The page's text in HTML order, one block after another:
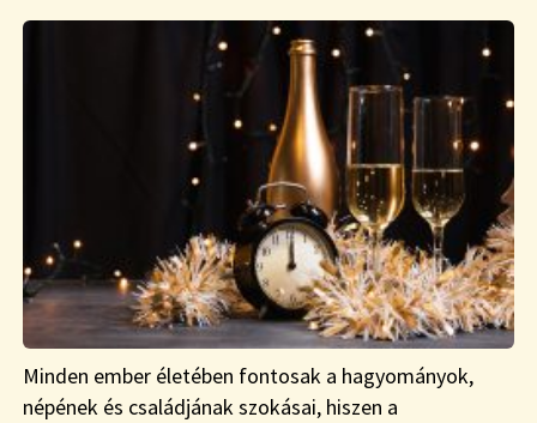
Minden ember életében fontosak a hagyományok,
népének és családjának szokásai, hiszen a